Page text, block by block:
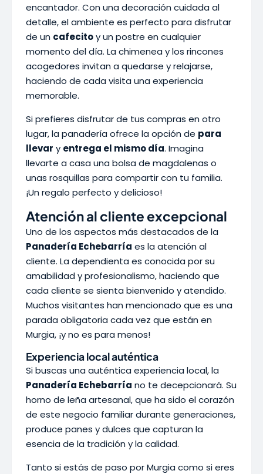
encantador. Con una decoración cuidada al
detalle, el ambiente es perfecto para disfrutar
de un cafecitoy un postre en cualquier
momento del día. La chimenea y los rincones
acogedores invitan a quedarse y relajarse,
haciendo de cada visita una experiencia
memorable.
Si prefieres disfrutar de tus compras en otro
lugar, la panadería ofrece la opción de para
llevar y entrega el mismo día. Imagina
llevarte a casa una bolsa de magdalenas o
unas rosquillas para compartir con tu familia.
¡Un regalo perfecto y delicioso!
Atención al cliente excepcional
Uno de los aspectos más destacados de la
Panadería Echebarría es la atención al
cliente. La dependienta es conocida por su
amabilidad y profesionalismo, haciendo que
cada cliente se sienta bienvenido y atendido.
Muchos visitantes han mencionado que es una
parada obligatoria cada vez que están en
Murgia, ¡y no es para menos!
Experiencia local auténtica
Si buscas una auténtica experiencia local, la
Panadería Echebarría no te decepcionará. Su
horno de leña artesanal, que ha sido el corazón
de este negocio familiar durante generaciones,
produce panes y dulces que capturan la
esencia de la tradición y la calidad.
Tanto si estás de paso por Murgia como si eres